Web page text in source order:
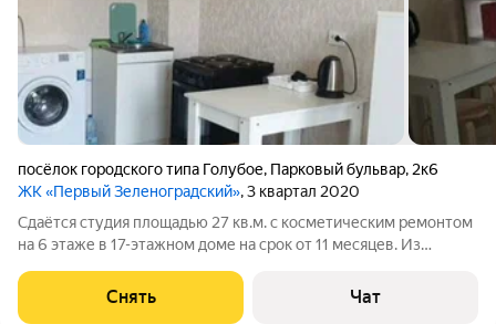
посёлок городского типа Голубое, Парковый бульвар, 2к6
ЖК «Первый Зеленоградский», 3 квартал 2020
Сдаётся студия площадью 27 кв.м. с косметическим ремонтом
на 6 этаже в 17-этажном доме на срок от 11 месяцев. Из
Холодильник Микроволновка Дом - монолитный.
Коммунальные услуги по счетчикам
Снять Чат